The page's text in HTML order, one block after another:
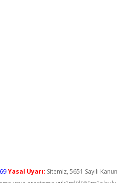
Yasal Uyarı: Sitemiz, 5651 Sayılı